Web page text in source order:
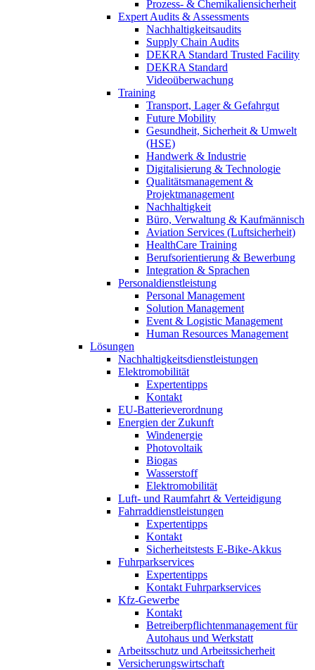
Prozess- & Chemikaliensicherheit
Expert Audits & Assessments
Nachhaltigkeitsaudits
Supply Chain Audits
DEKRA Standard Trusted Facility
DEKRA Standard
Videoüberwachung
Training
Transport, Lager & Gefahrgut
Future Mobility
Gesundheit, Sicherheit & Umwelt
(HSE)
Handwerk & Industrie
Digitalisierung & Technologie
Qualitätsmanagement &
Projektmanagement
Nachhaltigkeit
Büro, Verwaltung & Kaufmännisch
Aviation Services (Luftsicherheit)
HealthCare Training
Berufsorientierung & Bewerbung
Integration & Sprachen
Personaldienstleistung
Personal Management
Solution Management
Event & Logistic Management
Human Resources Management
Lösungen
Nachhaltigkeitsdienstleistungen
Elektromobilität
Expertentipps
Kontakt
EU-Batterieverordnung
Energien der Zukunft
Windenergie
Photovoltaik
Biogas
Wasserstoff
Elektromobilität
Luft- und Raumfahrt & Verteidigung
Fahrraddienstleistungen
Expertentipps
Kontakt
Sicherheitstests E-Bike-Akkus
Fuhrparkservices
Expertentipps
Kontakt Fuhrparkservices
Kfz-Gewerbe
Kontakt
Betreiberpflichtenmanagement für
Autohaus und Werkstatt
Arbeitsschutz und Arbeitssicherheit
Versicherungswirtschaft